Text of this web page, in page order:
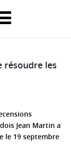
résoudre les
Jean Martin a
le 19 septembre